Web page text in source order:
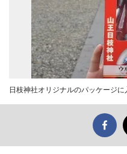
日枝神社オリジナルのパッケージに